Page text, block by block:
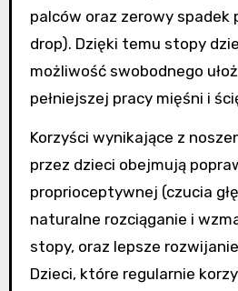
palców oraz zerowy spadek
drop). Dzięki temu stopy
możliwość swobodnego
pełniejszej pracy mięśni i
Korzyści wynikające z
przez dzieci obejmują
proprioceptywnej (czucia
naturalne rozciąganie i
stopy, oraz lepsze
Dzieci, które regularnie